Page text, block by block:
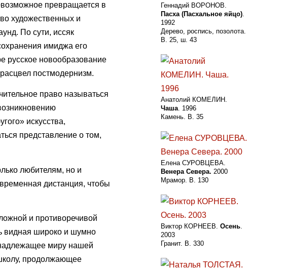
превращается в
художественных и
По сути, иссяк
имиджа его
русское новообразование
постмодернизм.
право называться
искусства,
представление о том,
любителям, но и
дистанция, чтобы
и противоречивой
видная широко и шумно
миру нашей
продолжающее
Геннадий ВОРОНОВ.
Пасха (Пасхальное яйцо).
1992
Дерево, роспись, позолота.
В. 25, ш. 43
Анатолий КОМЕЛИН.
Чаша. 1996
Камень. В. 35
Елена СУРОВЦЕВА.
Венера Севера. 2000
Мрамор. В. 130
Виктор КОРНЕЕВ. Осень.
2003
Гранит. В. 330